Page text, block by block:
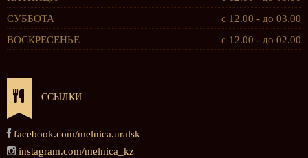
СУББОТА
с 12.00 - до 03.00
ВОСКРЕСЕНЬЕ
с 12.00 - до 02.00
ССЫЛКИ
facebook.com/melnica.uralsk
instagram.com/melnica_kz